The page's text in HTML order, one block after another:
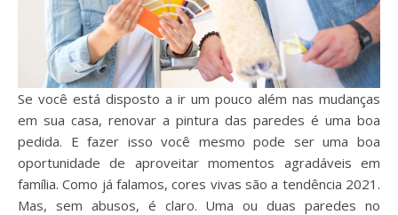
Se você está disposto a ir um pouco além nas mudanças
em sua casa, renovar a pintura das paredes é uma boa
pedida. E fazer isso você mesmo pode ser uma boa
oportunidade de aproveitar momentos agradáveis em
família. Como já falamos, cores vivas são a tendência 2021.
Mas, sem abusos, é claro. Uma ou duas paredes no